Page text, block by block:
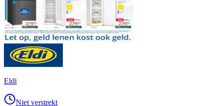
Eldi
Niet verstrekt